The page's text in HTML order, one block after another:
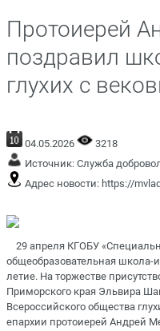
Протоиерей
поздравил
глухих с
04.05.2026
3218
Источник: Служба
Адрес новости: https://
29 апреля КГОБУ
общеобразовательная школа-
летие. На торжестве
Приморского края Эльвира
Всероссийского общества
епархии протоиерей Андрей